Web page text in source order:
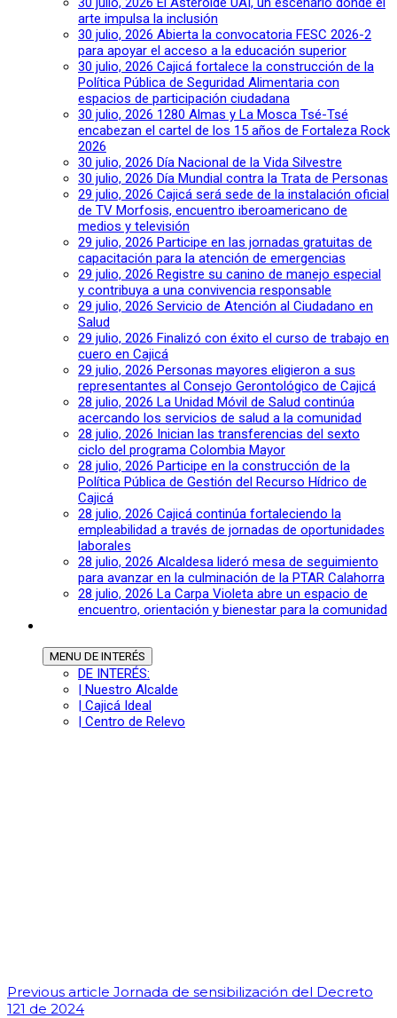
arte impulsa la inclusión
30 julio, 2026 Abierta la convocatoria FESC 2026-2
para apoyar el acceso a la educación superior
30 julio, 2026 Cajicá fortalece la construcción de la
Política Pública de Seguridad Alimentaria con
espacios de participación ciudadana
30 julio, 2026 1280 Almas y La Mosca Tsé-Tsé
encabezan el cartel de los 15 años de Fortaleza Rock
2026
30 julio, 2026 Día Nacional de la Vida Silvestre
30 julio, 2026 Día Mundial contra la Trata de Personas
29 julio, 2026 Cajicá será sede de la instalación oficial
de TV Morfosis, encuentro iberoamericano de
medios y televisión
29 julio, 2026 Participe en las jornadas gratuitas de
capacitación para la atención de emergencias
29 julio, 2026 Registre su canino de manejo especial
y contribuya a una convivencia responsable
29 julio, 2026 Servicio de Atención al Ciudadano en
Salud
29 julio, 2026 Finalizó con éxito el curso de trabajo en
cuero en Cajicá
29 julio, 2026 Personas mayores eligieron a sus
representantes al Consejo Gerontológico de Cajicá
28 julio, 2026 La Unidad Móvil de Salud continúa
acercando los servicios de salud a la comunidad
28 julio, 2026 Inician las transferencias del sexto
ciclo del programa Colombia Mayor
28 julio, 2026 Participe en la construcción de la
Política Pública de Gestión del Recurso Hídrico de
Cajicá
28 julio, 2026 Cajicá continúa fortaleciendo la
empleabilidad a través de jornadas de oportunidades
laborales
28 julio, 2026 Alcaldesa lideró mesa de seguimiento
para avanzar en la culminación de la PTAR Calahorra
28 julio, 2026 La Carpa Violeta abre un espacio de
encuentro, orientación y bienestar para la comunidad
MENU DE INTERÉS
DE INTERÉS:
| Nuestro Alcalde
| Cajicá Ideal
| Centro de Relevo
Previous article Jornada de sensibilización del Decreto
121 de 2024